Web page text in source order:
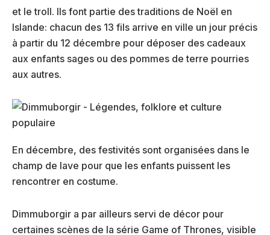
et le troll. Ils font partie des traditions de Noël en
Islande: chacun des 13 fils arrive en ville un jour précis
à partir du 12 décembre pour déposer des cadeaux
aux enfants sages ou des pommes de terre pourries
aux autres.
En décembre, des festivités sont organisées dans le
champ de lave pour que les enfants puissent les
rencontrer en costume.
Dimmuborgir a par ailleurs servi de décor pour
certaines scènes de la série Game of Thrones, visible